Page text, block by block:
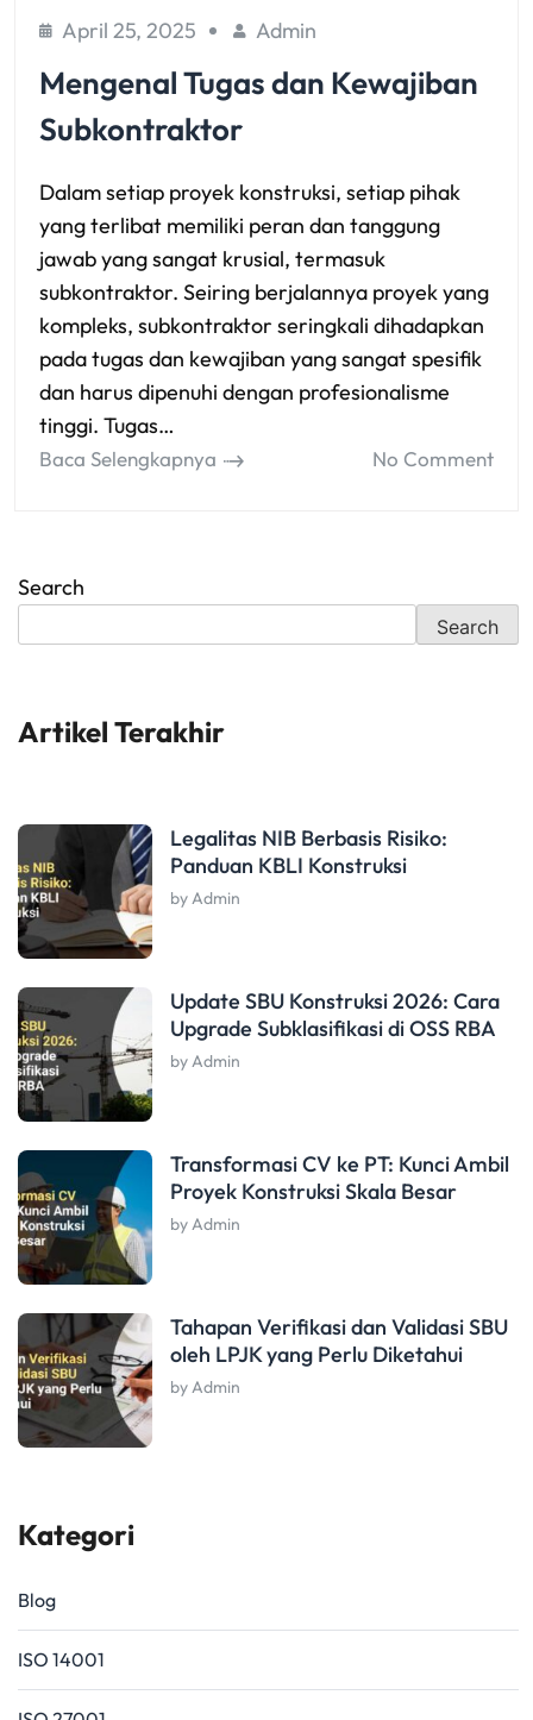
April 25, 2025 Admin
Mengenal Tugas dan Kewajiban
Subkontraktor
Dalam setiap proyek konstruksi, setiap pihak
yang terlibat memiliki peran dan tanggung
jawab yang sangat krusial, termasuk
subkontraktor. Seiring berjalannya proyek yang
kompleks, subkontraktor seringkali dihadapkan
pada tugas dan kewajiban yang sangat spesifik
dan harus dipenuhi dengan profesionalisme
tinggi. Tugas…
Baca Selengkapnya No Comment
Search
Search
Artikel Terakhir
Legalitas NIB Berbasis Risiko:
Panduan KBLI Konstruksi
by Admin
Update SBU Konstruksi 2026: Cara
Upgrade Subklasifikasi di OSS RBA
by Admin
Transformasi CV ke PT: Kunci Ambil
Proyek Konstruksi Skala Besar
by Admin
Tahapan Verifikasi dan Validasi SBU
oleh LPJK yang Perlu Diketahui
by Admin
Kategori
Blog
ISO 14001